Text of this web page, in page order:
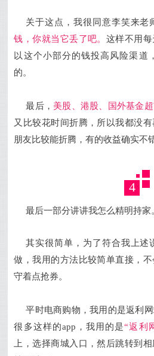
关于这点，我很同意李笑来老
钱，你就当它丢了吧。 这样不用
以这个小部分的钱投高风险渠道
的。
最后， 美股、港股、国外基金超
又比较花时间折腾，所以我都没
朋友比较能折腾，有的收益确实不
4
最后一部分讲讲我怎么精明持家
其实很简单，为了符合我上述
做，我用的方法比较简单直接，
守着点抢券。
平时电商购物，我用的是返利
很多这样的app，我用的是“返利
上，选择商城入口，然后跳转到